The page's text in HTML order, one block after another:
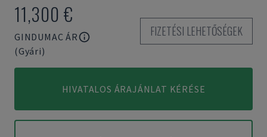
11,300 €
GINDUMAC ÁR
(Gyári)
FIZETÉSI LEHETŐSÉGEK
HIVATALOS ÁRAJÁNLAT KÉRÉSE